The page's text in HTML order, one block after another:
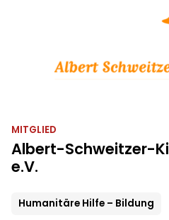
MITGLIED
Albert-Schweitzer-
e.V.
Humanitäre Hilfe – Bildung